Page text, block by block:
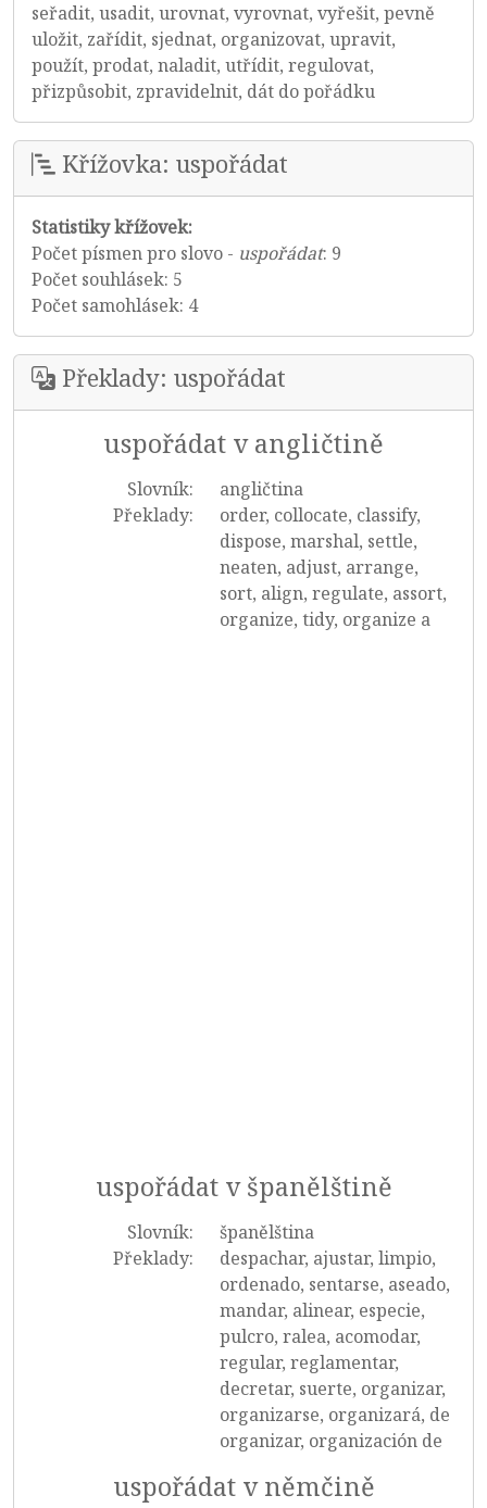
seřadit, usadit, urovnat, vyrovnat, vyřešit, pevně
uložit, zařídit, sjednat, organizovat, upravit,
použít, prodat, naladit, utřídit, regulovat,
přizpůsobit, zpravidelnit, dát do pořádku
Křížovka: uspořádat
Statistiky křížovek:
Počet písmen pro slovo - uspořádat: 9
Počet souhlásek: 5
Počet samohlásek: 4
Překlady: uspořádat
uspořádat v angličtině
Slovník:
angličtina
Překlady:
order, collocate, classify,
dispose, marshal, settle,
neaten, adjust, arrange,
sort, align, regulate, assort,
organize, tidy, organize a
uspořádat v španělštině
Slovník:
španělština
Překlady:
despachar, ajustar, limpio,
ordenado, sentarse, aseado,
mandar, alinear, especie,
pulcro, ralea, acomodar,
regular, reglamentar,
decretar, suerte, organizar,
organizarse, organizará, de
organizar, organización de
uspořádat v němčině